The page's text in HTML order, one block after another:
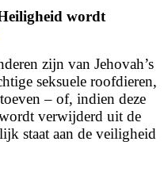
wordt
zijn van Jehovah’s
seksuele roofdieren,
– of, indien deze
verwijderd uit de
staat aan de veiligheid